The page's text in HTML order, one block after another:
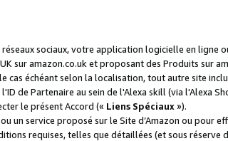
sociaux, votre application logicielle en ligne
sur amazon.co.uk et proposant des Produits sur
cas échéant selon la localisation, tout autre site
l'ID de Partenaire au sein de l'Alexa skill (via l'Alexa
le présent Accord (« Liens Spéciaux»).
un service proposé sur le Site d’Amazon ou pour
requises, telles que détaillées (et sous réserve